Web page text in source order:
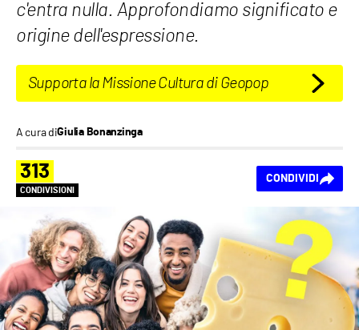
c'entra nulla. Approfondiamo significato e
origine dell'espressione.
Supporta la Missione Cultura di Geopop
A cura diGiulia Bonanzinga
313
CONDIVISIONI
CONDIVIDI